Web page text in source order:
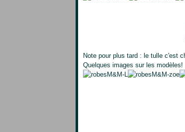
Note pour plus tard : le tulle c'est
Quelques images sur les modèles!